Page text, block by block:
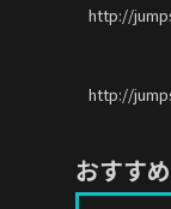
http://
http://
おすす